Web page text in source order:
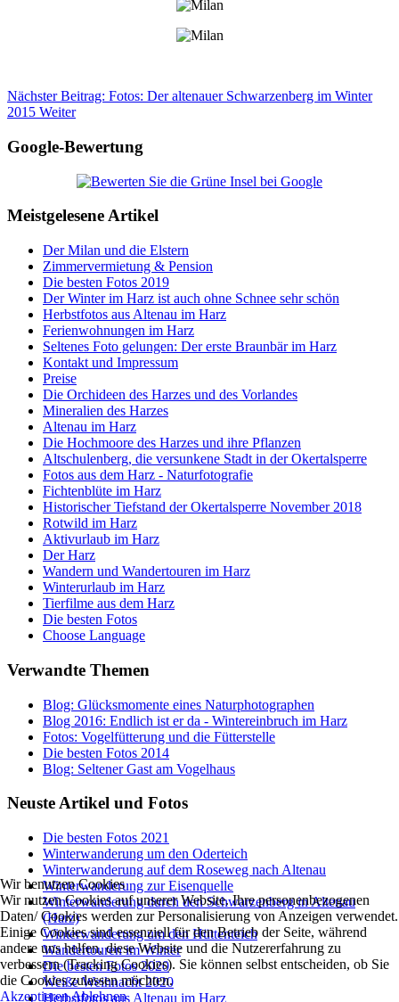
Nächster Beitrag: Fotos: Der altenauer Schwarzenberg im Winter
2015 Weiter
Google-Bewertung
Meistgelesene Artikel
Der Milan und die Elstern
Zimmervermietung & Pension
Die besten Fotos 2019
Der Winter im Harz ist auch ohne Schnee sehr schön
Herbstfotos aus Altenau im Harz
Ferienwohnungen im Harz
Seltenes Foto gelungen: Der erste Braunbär im Harz
Kontakt und Impressum
Preise
Die Orchideen des Harzes und des Vorlandes
Mineralien des Harzes
Altenau im Harz
Die Hochmoore des Harzes und ihre Pflanzen
Altschulenberg, die versunkene Stadt in der Okertalsperre
Fotos aus dem Harz - Naturfotografie
Fichtenblüte im Harz
Historischer Tiefstand der Okertalsperre November 2018
Rotwild im Harz
Aktivurlaub im Harz
Der Harz
Wandern und Wandertouren im Harz
Winterurlaub im Harz
Tierfilme aus dem Harz
Die besten Fotos
Choose Language
Verwandte Themen
Blog: Glücksmomente eines Naturphotographen
Blog 2016: Endlich ist er da - Wintereinbruch im Harz
Fotos: Vogelfütterung und die Fütterstelle
Die besten Fotos 2014
Blog: Seltener Gast am Vogelhaus
Neuste Artikel und Fotos
Die besten Fotos 2021
Winterwanderung um den Oderteich
Winterwanderung auf dem Roseweg nach Altenau
Winterwanderung zur Eisenquelle
Winterwanderung durch den Schwarzenberg in Altenau
(Harz)
Winterwanderung um den Hüttenteich
Wandertouren im Winter
Die besten Fotos 2020
Weiße Weihnacht 2020
Herbstfotos aus Altenau im Harz
Wir benutzen Cookies
Wir nutzen Cookies auf unserer Website. Ihre personenbezogenen
Daten/ Cookies werden zur Personalisierung von Anzeigen verwendet.
Einige Cookies sind essenziell für den Betrieb der Seite, während
andere uns helfen, diese Website und die Nutzererfahrung zu
verbessern (Tracking Cookies). Sie können selbst entscheiden, ob Sie
die Cookies zulassen möchten.
AkzeptierenAblehnen